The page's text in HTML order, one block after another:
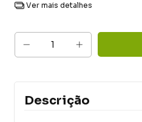
Ver mais detalhes
Descrição